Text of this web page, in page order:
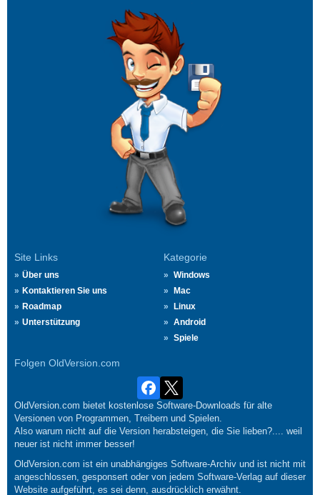
Site Links
Über uns
Kontaktieren Sie uns
Roadmap
Unterstützung
Kategorie
Windows
Mac
Linux
Android
Spiele
Folgen OldVersion.com
OldVersion.com bietet kostenlose Software-Downloads für alte
Versionen von Programmen, Treibern und Spielen.
Also warum nicht auf die Version herabsteigen, die Sie lieben?.... weil
neuer ist nicht immer besser!
OldVersion.com ist ein unabhängiges Software-Archiv und ist nicht mit
angeschlossen, gesponsert oder von jedem Software-Verlag auf dieser
Website aufgeführt, es sei denn, ausdrücklich erwähnt.